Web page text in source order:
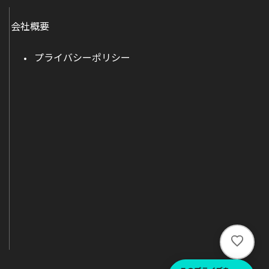
い
ね
会社概要
プライバシーポリシー